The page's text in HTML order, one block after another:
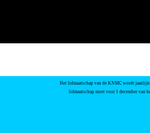
Het lidmaatschap van de KNMC wordt
lidmaatschap moet voor 1 december